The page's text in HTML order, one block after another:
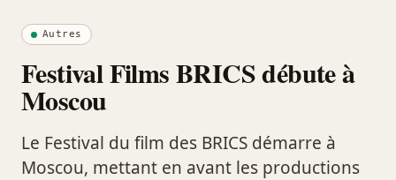
Autres
Festival Films BRICS débute à
Moscou
Le Festival du film des BRICS démarre à
Moscou, mettant en avant les productions